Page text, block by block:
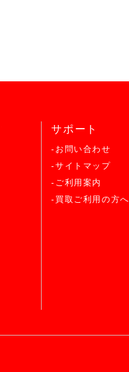
サポート
-お問い合わせ
-サイトマップ
-ご利用案内
-買取ご利用の方へ